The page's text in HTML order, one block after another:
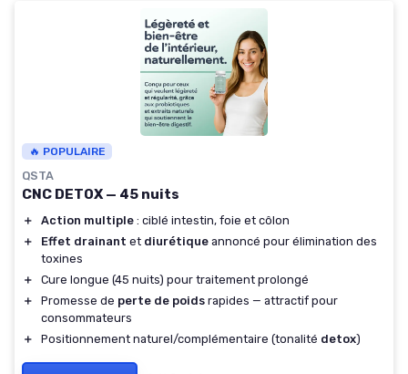
🔥 POPULAIRE
QSTA
CNC DETOX — 45 nuits
＋ Action multiple : ciblé intestin, foie et côlon
＋
Effet drainant et diurétique annoncé pour élimination des
toxines
＋
Cure longue (45 nuits) pour traitement prolongé
＋
Promesse de perte de poids rapides — attractif pour
consommateurs
＋
Positionnement naturel/complémentaire (tonalité detox)